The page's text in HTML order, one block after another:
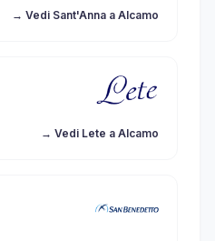
→ Vedi Sant'Anna a Alcamo
→ Vedi Lete a Alcamo